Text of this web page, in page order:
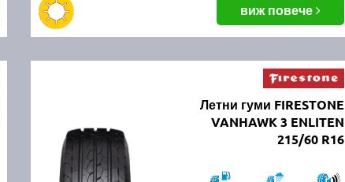
виж повече
Летни гуми FIRESTONE
VANHAWK 3 ENLITEN
215/60 R16